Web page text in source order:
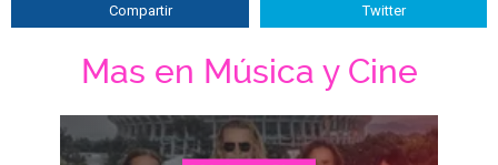
Compartir Twitter
Mas en Música y Cine